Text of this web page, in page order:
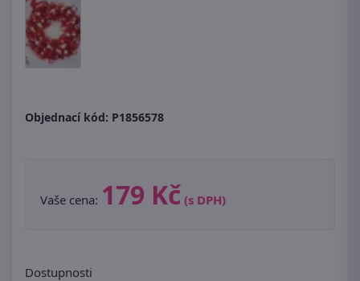
Objednací kód: P1856578
Vaše cena: 179 Kč (s DPH)
Dostupnosti